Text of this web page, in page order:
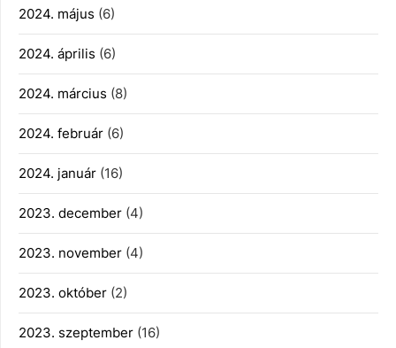
2024. május (6)
2024. április (6)
2024. március (8)
2024. február (6)
2024. január (16)
2023. december (4)
2023. november (4)
2023. október (2)
2023. szeptember (16)